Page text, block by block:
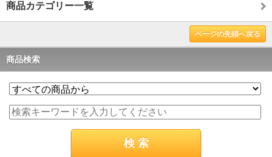
商品カテゴリー一覧
ページの先頭へ戻る
商品検索